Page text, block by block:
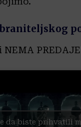
da biste prihvatili